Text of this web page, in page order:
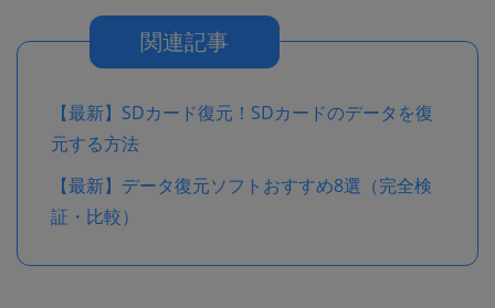
関連記事
【最新】SDカード復元！SDカードのデータを復
元する方法
【最新】データ復元ソフトおすすめ8選（完全検
証・比較）